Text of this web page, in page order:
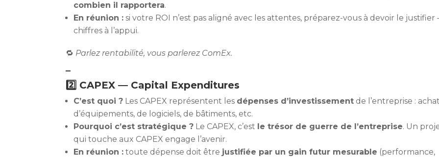
combien il rapportera.
En réunion : si votre ROI n’est pas aligné avec les attentes, préparez-vous à devoir le
chiffres à l’appui.
🔁 Parlez rentabilité, vous parlerez ComEx.
–
2️⃣ CAPEX — Capital Expenditures
C’est quoi ? Les CAPEX représentent les dépenses d’investissement de l’entreprise : achat
d’équipements, de logiciels, de bâtiments, etc.
Pourquoi c’est stratégique ? Le CAPEX, c’est le trésor de guerre de l’entreprise. Un
qui touche aux CAPEX engage l’avenir.
En réunion : toute dépense doit être justifiée par un gain futur mesurable (performance,